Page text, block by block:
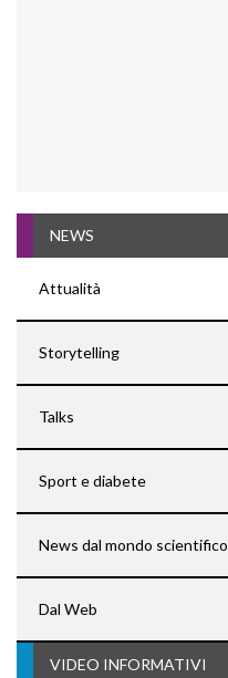
NEWS
Attualità
Storytelling
Talks
Sport e diabete
News dal mondo scientifico
Dal Web
VIDEO INFORMATIVI